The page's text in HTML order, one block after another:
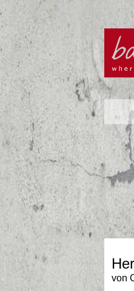
von